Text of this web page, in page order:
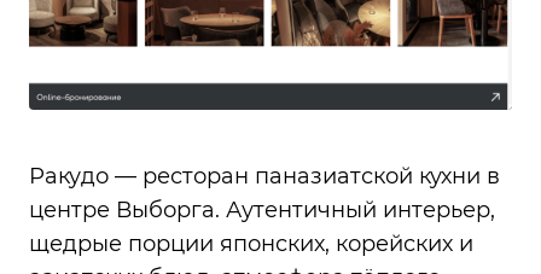
Ракудо — ресторан паназиатской кухни в
центре Выборга. Аутентичный интерьер,
щедрые порции японских, корейских и